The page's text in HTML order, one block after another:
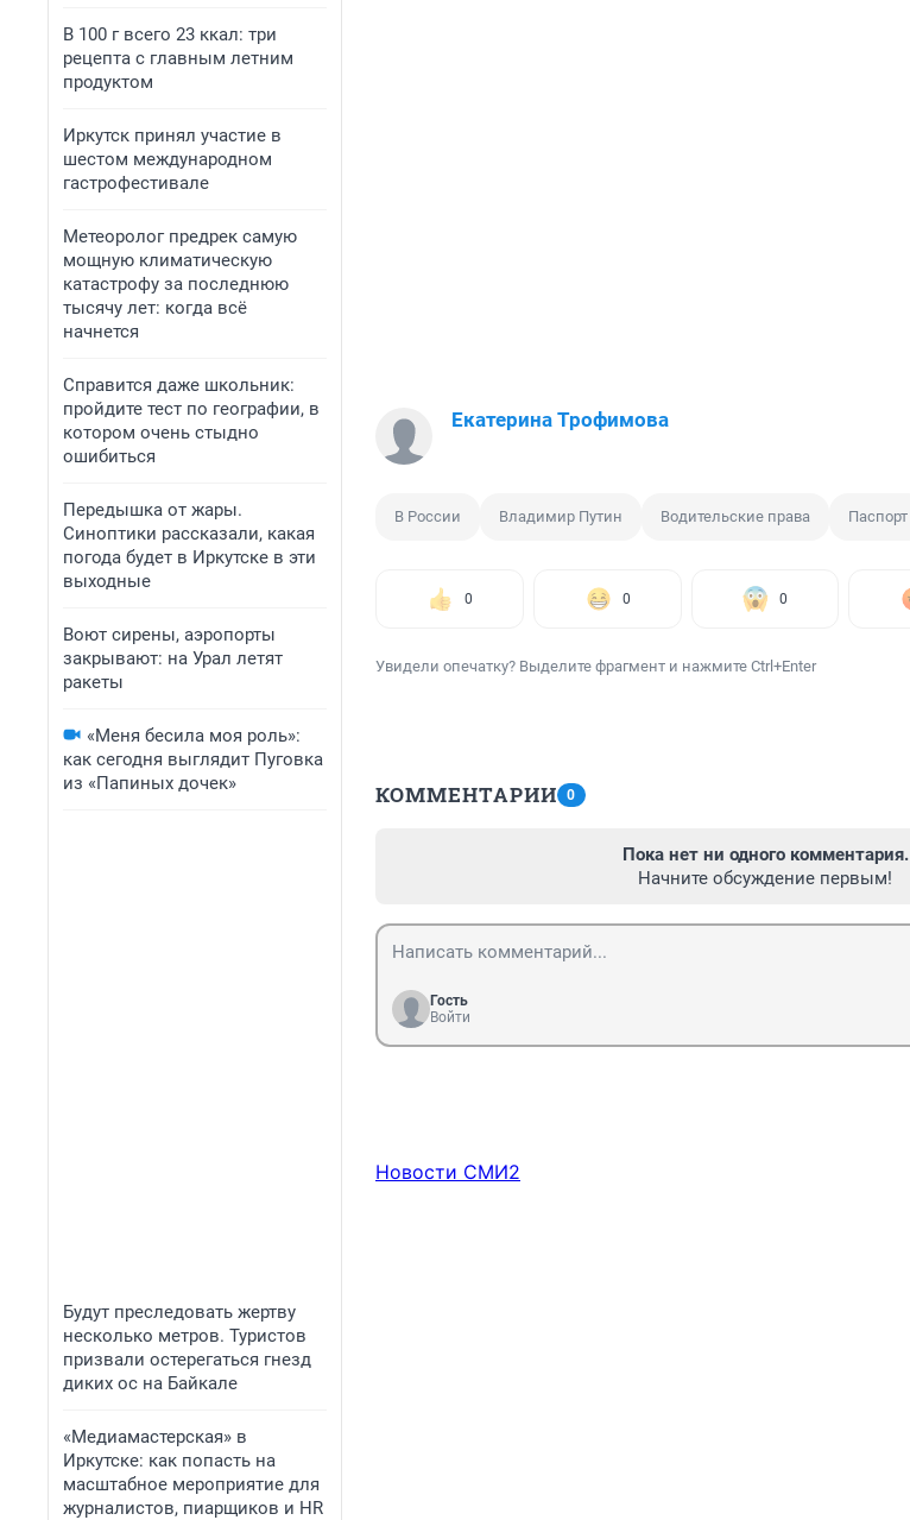
В 100 г всего 23 ккал: три
рецепта с главным летним
продуктом
Иркутск принял участие в
шестом международном
гастрофестивале
Метеоролог предрек самую
мощную климатическую
катастрофу за последнюю
тысячу лет: когда всё
начнется
Справится даже школьник:
пройдите тест по географии, в
котором очень стыдно
ошибиться
Передышка от жары.
Синоптики рассказали, какая
погода будет в Иркутске в эти
выходные
Воют сирены, аэропорты
закрывают: на Урал летят
ракеты
«Меня бесила моя роль»:
как сегодня выглядит Пуговка
из «Папиных дочек»
Будут преследовать жертву
несколько метров. Туристов
призвали остерегаться гнезд
диких ос на Байкале
«Медиамастерская» в
Иркутске: как попасть на
масштабное мероприятие для
журналистов, пиарщиков и HR
Екатерина Трофимова
В России Владимир Путин Водительские права Паспорт
0 0 0
Увидели опечатку? Выделите фрагмент и нажмите Ctrl+Enter
КОММЕНТАРИИ 0
Пока нет ни одного комментария.
Начните обсуждение первым!
Гость
Войти
Новости СМИ2